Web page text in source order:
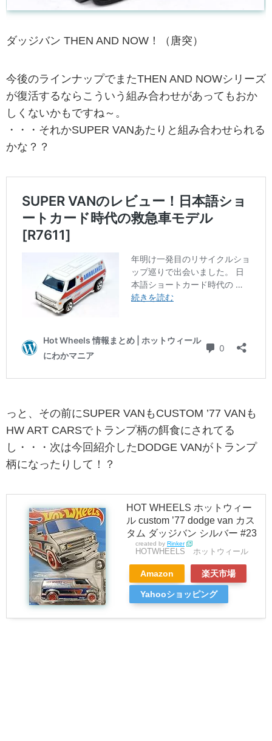
ダッジバン THEN AND NOW！（唐突）
今後のラインナップでまたTHEN AND NOWシリーズ
が復活するならこういう組み合わせがあってもおか
しくないかもですね～。
・・・それかSUPER VANあたりと組み合わせられる
かな？？
っと、その前にSUPER VANもCUSTOM ’77 VANも
HW ART CARSでトランプ柄の餌食にされてる
し・・・次は今回紹介したDODGE VANがトランプ
柄になったりして！？
HOT WHEELS ホットウィー
ル custom ’77 dodge van カス
タム ダッジバン シルバー #23
created by Rinker
HOTWHEELS ホットウィール
Amazon 楽天市場
Yahooショッピング